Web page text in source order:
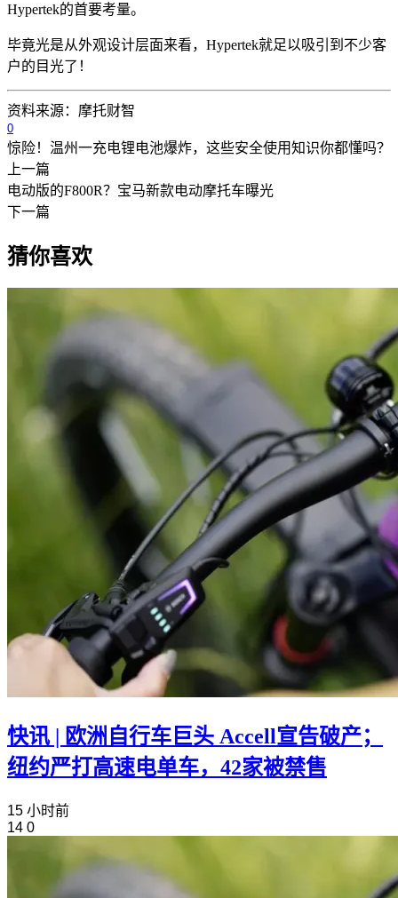
Hypertek的首要考量。
毕竟光是从外观设计层面来看，Hypertek就足以吸引到不少客
户的目光了！
资料来源：摩托财智
0
惊险！温州一充电锂电池爆炸，这些安全使用知识你都懂吗？
上一篇
电动版的F800R？宝马新款电动摩托车曝光
下一篇
猜你喜欢
快讯 | 欧洲自行车巨头 Accell宣告破产；
纽约严打高速电单车，42家被禁售
15 小时前
14 0